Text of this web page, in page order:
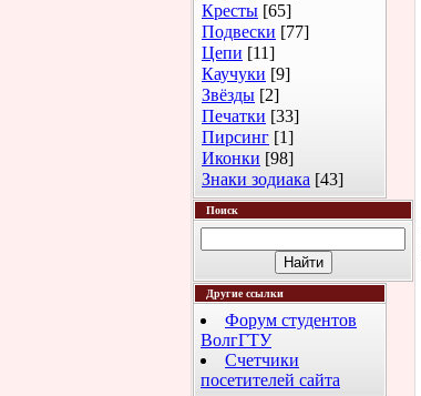
Кресты [65]
Подвески [77]
Цепи [11]
Каучуки [9]
Звёзды [2]
Печатки [33]
Пирсинг [1]
Иконки [98]
Знаки зодиака [43]
Поиск
Другие ссылки
Форум студентов
ВолгГТУ
Счетчики
посетителей сайта